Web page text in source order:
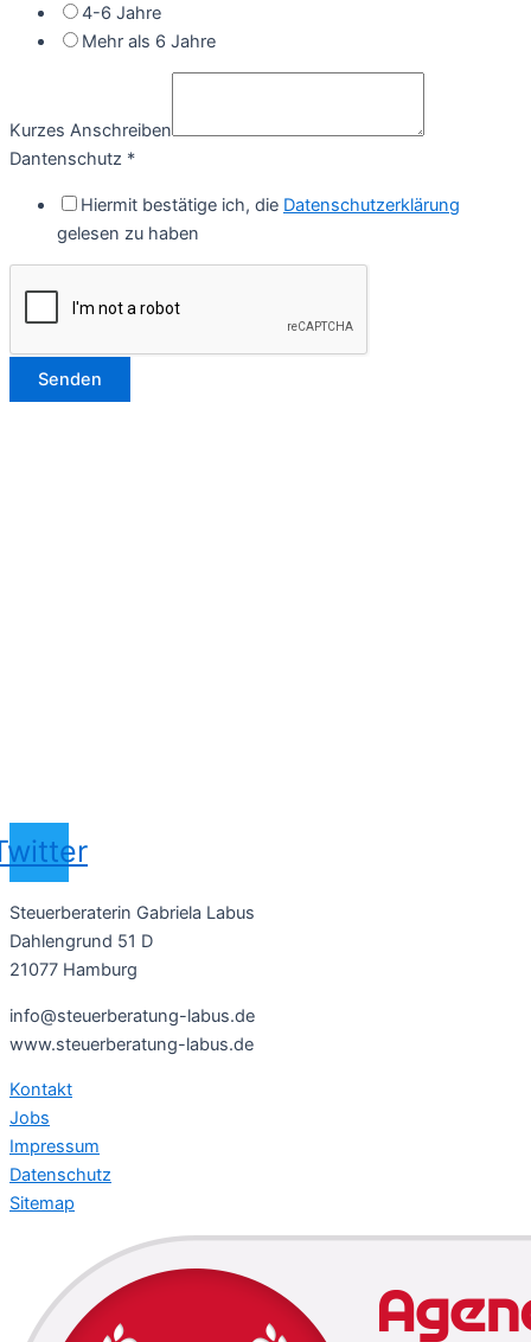
4-6 Jahre
Mehr als 6 Jahre
Kurzes Anschreiben
Dantenschutz *
Hiermit bestätige ich, die Datenschutzerklärung
gelesen zu haben
Senden
Steuerberaterin Gabriela Labus
Dahlengrund 51 D
21077 Hamburg
info@steuerberatung-labus.de
www.steuerberatung-labus.de
Kontakt
Jobs
Impressum
Datenschutz
Sitemap